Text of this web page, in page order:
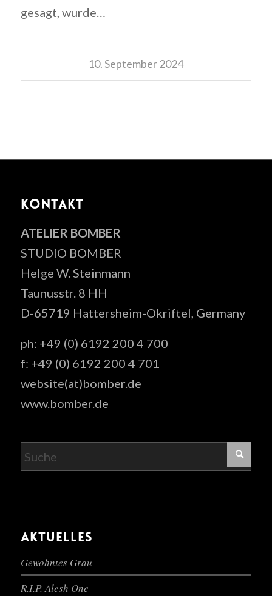
gesagt, wurde…
10. September 2024
KONTAKT
ATELIER BOMBER
STUDIO BOMBER
Helge W. Steinmann
Taunusstr. 8 HH
D-65719 Hattersheim-Okriftel, Germany
ph: +49 (0) 6192 200 4 700
f: +49 (0) 6192 200 4 701
website(at)bomber.de
www.bomber.de
AKTUELLES
Gewohntes Grau
R.I.P. Alesh One